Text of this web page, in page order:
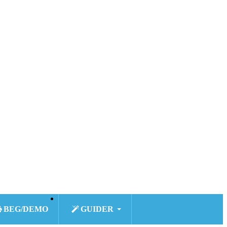
BEG/DEMO GUIDER